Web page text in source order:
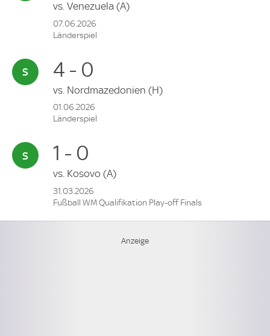
vs. Venezuela (A)
07.06.2026
Länderspiel
4 - 0
vs. Nordmazedonien (H)
01.06.2026
Länderspiel
1 - 0
vs. Kosovo (A)
31.03.2026
Fußball WM Qualifikation Play-off Finals